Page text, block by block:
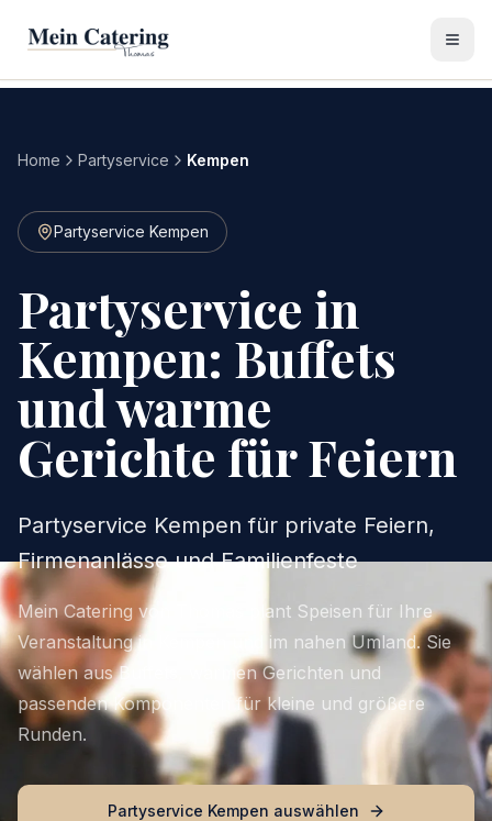
Home Partyservice Kempen
Partyservice Kempen
Partyservice in
Kempen: Buffets
und warme
Gerichte für Feiern
Partyservice Kempen für private Feiern,
Firmenanlässe und Familienfeste
Mein Catering von Thomas plant Speisen für Ihre
Veranstaltung in Kempen und im nahen Umland. Sie
wählen aus Buffets, warmen Gerichten und
passenden Komponenten für kleine und größere
Runden.
Partyservice Kempen auswählen